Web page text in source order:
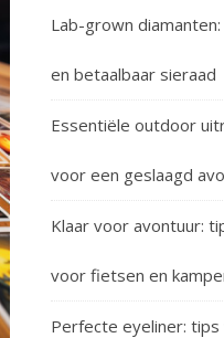
Lab-grown
en betaalbaar sieraad
Essentiële outdoor
voor een geslaagd
Klaar voor avontuur:
voor fietsen en
Perfecte eyeliner: